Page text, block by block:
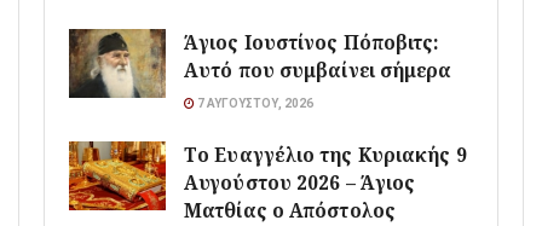
Άγιος Ιουστίνος Πόποβιτς:
Αυτό που συμβαίνει σήμερα
7 ΑΥΓΟΎΣΤΟΥ, 2026
Το Ευαγγέλιο της Κυριακής 9
Αυγούστου 2026 – Άγιος
Ματθίας ο Απόστολος